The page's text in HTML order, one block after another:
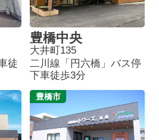
徒
豊橋中央
大井町135
二川線「円六橋」バス停
下車徒歩3分
豊橋市